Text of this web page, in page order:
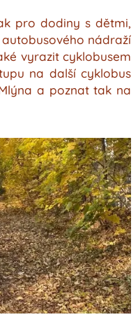
pro dodiny s dětmi,
nádraží
vyrazit cyklobusem
na další cyklobus
a poznat tak na